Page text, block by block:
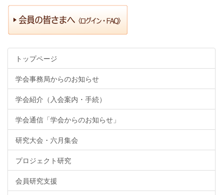
トップページ
学会事務局からのお知らせ
学会紹介（入会案内・手続）
学会通信「学会からのお知らせ」
研究大会・六月集会
プロジェクト研究
会員研究支援